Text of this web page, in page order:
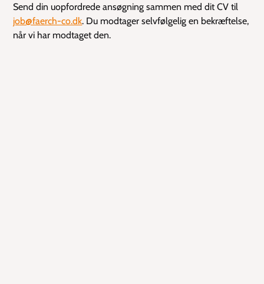
Send din uopfordrede ansøgning sammen med dit CV til
job@faerch-co.dk. Du modtager selvfølgelig en bekræftelse,
når vi har modtaget den.